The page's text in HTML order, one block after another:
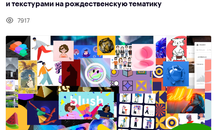
и текстурами на рождественскую тематику
7917